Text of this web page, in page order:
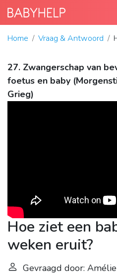
Home Vraag & Antwoord
27. Zwangerschap van
foetus en baby
Grieg)
Hoe ziet een
weken eruit?
Gevraagd door: